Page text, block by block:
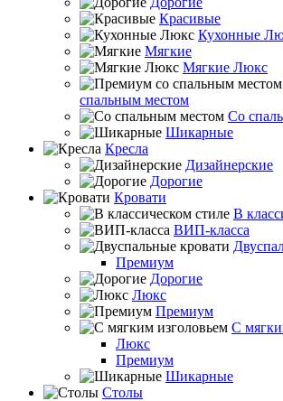
Красивые
Кухонные
Мягкие
Мягкие Люкс
спальным местом
Со
Шикарные
Кресла
Дизайнерские
Дорогие
Кровати
В
ВИП-класса
Премиум
Дорогие
Люкс
Премиум
С
Люкс
Премиум
Шикарные
Столы